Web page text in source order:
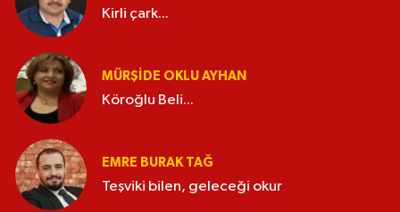
Kirli çark...
MÜRŞIDE OKLU AYHAN
Köroğlu Beli...
EMRE BURAK TAĞ
Teşviki bilen, geleceği okur